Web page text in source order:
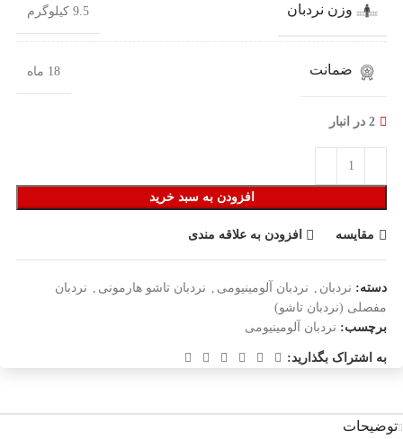
وزن نردبان 9.5 کیلوگرم
ضمانت 18 ماه
2 در انبار
افزودن به سبد خرید
مقایسه افزودن به علاقه مندی
دسته: نردبان , نردبان آلومینیومی , نردبان تاشو هارمونی , نردبان
مفصلی (نردبان تاشو)
برچسب: نردبان آلومینیومی
به اشتراک بگذارید:
توضیحات